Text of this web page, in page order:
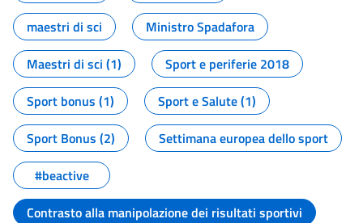
maestri di sci
Ministro Spadafora
Maestri di sci (1)
Sport e periferie 2018
Sport bonus (1)
Sport e Salute (1)
Sport Bonus (2)
Settimana europea dello sport
#beactive
Contrasto alla manipolazione dei risultati sportivi